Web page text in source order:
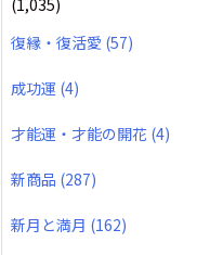
(1,035)
復縁・復活愛 (57)
成功運 (4)
才能運・才能の開花 (4)
新商品 (287)
新月と満月 (162)